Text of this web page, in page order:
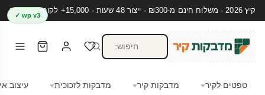
קיץ 2026 · משלוח חינם מ-₪300 · ייצור 48 שעות · 15,000+ לקוחות מרוצים
טפטים לקיר מדבקות קיר מדבקות לזכוכית עיצוב
wp v3 ✓